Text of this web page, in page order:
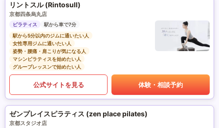
リントスル (Rintosull)
京都四条烏丸店
ピラティス
駅から車で7分
駅から5分以内のジムに通いたい人
女性専用ジムに通いたい人
姿勢・腰痛・肩こりが気になる人
マシンピラティスを始めたい人
グループレッスンで始めたい人
公式サイトを見る 体験・相談予約
ゼンプレイスピラティス (zen place pilates)
京都スタジオ店